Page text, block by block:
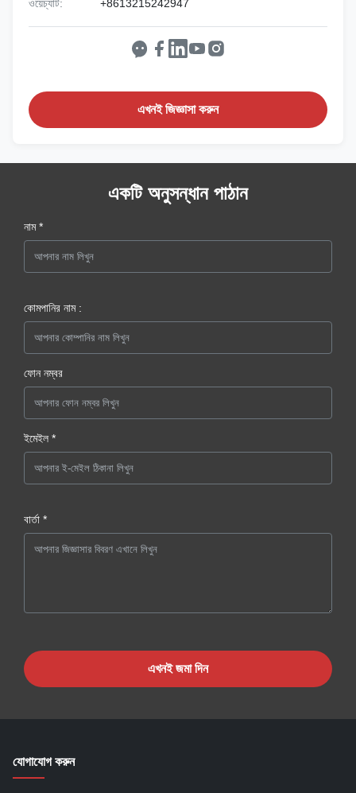
ওয়েচ্যাট:
+8613215242947
এখনই জিজ্ঞাসা করুন
একটি অনুসন্ধান পাঠান
নাম *
কোমপানির নাম :
ফোন নম্বর
ইমেইল *
বার্তা *
এখনই জমা দিন
যোগাযোগ করুন